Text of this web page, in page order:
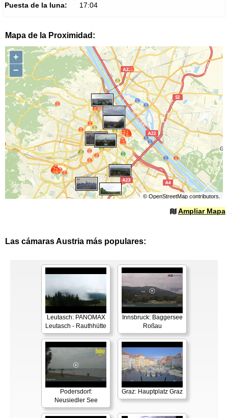
Puesta de la luna:
17:04
Mapa de la Proximidad:
+
−
© OpenStreetMapcontributors.
Ampliar Mapa
Las cámaras Austria más populares:
Leutasch: PANOMAX
Leutasch - Rauthhütte
Innsbruck: Baggersee
Roßau
Podersdorf:
Neusiedler See
Graz: Hauptplatz Graz